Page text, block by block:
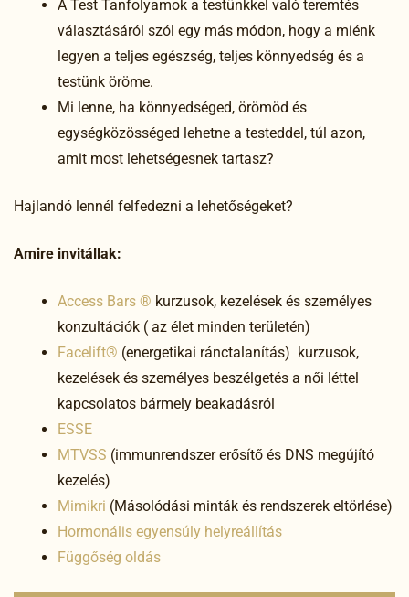
A Test Tanfolyamok a testünkkel való teremtés
választásáról szól egy más módon, hogy a miénk
legyen a teljes egészség, teljes könnyedség és a
testünk öröme.
Mi lenne, ha könnyedséged, örömöd és
egységközösséged lehetne a testeddel, túl azon,
amit most lehetségesnek tartasz?
Hajlandó lennél felfedezni a lehetőségeket?
Amire invitállak:
Access Bars ® kurzusok, kezelések és személyes
konzultációk ( az élet minden területén)
Facelift® (energetikai ránctalanítás) kurzusok,
kezelések és személyes beszélgetés a női léttel
kapcsolatos bármely beakadásról
ESSE
MTVSS (immunrendszer erősítő és DNS megújító
kezelés)
Mimikri (Másolódási minták és rendszerek eltörlése)
Hormonális egyensúly helyreállítás
Függőség oldás